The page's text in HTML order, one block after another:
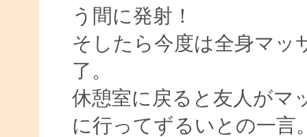
う間に発射！
そしたら今度は全身マッ
了。
休憩室に戻ると友人がマ
に行ってずるいとの一言